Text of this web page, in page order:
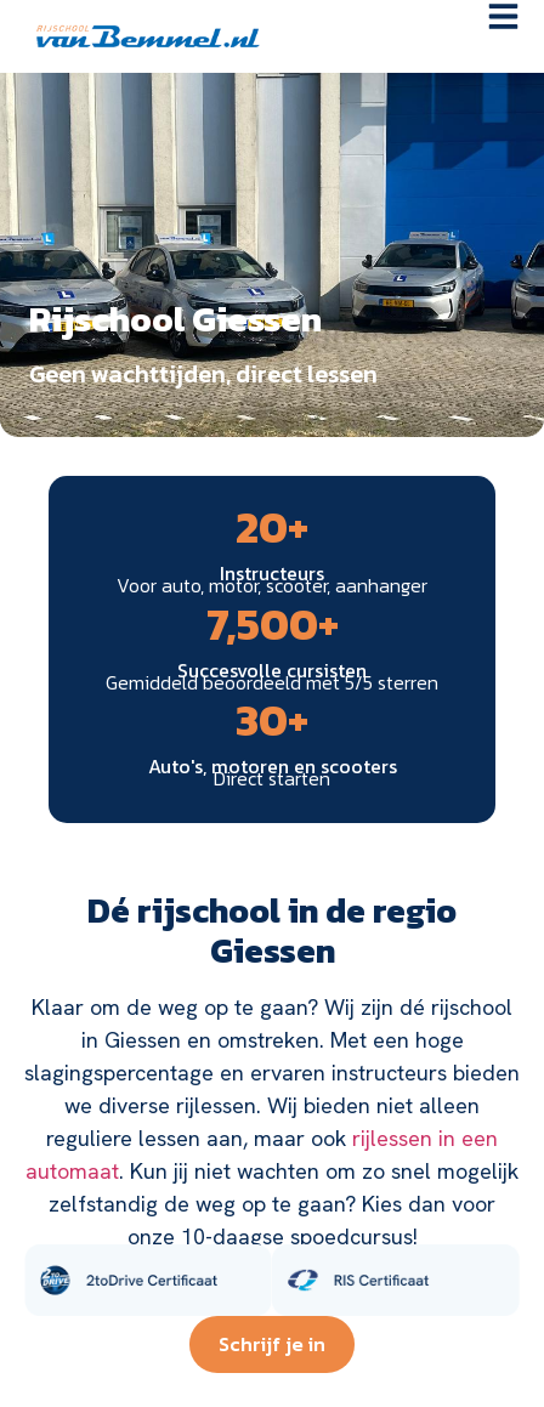
Rijschool Giessen
Geen wachttijden, direct lessen
Instructeurs
20+
Voor auto, motor, scooter, aanhanger
Succesvolle cursisten
7,500+
Gemiddeld beoordeeld met 5/5 sterren
Auto's, motoren en scooters
30+
Direct starten
Dé rijschool in de regio
Giessen
Klaar om de weg op te gaan? Wij zijn dé rijschool
in Giessen en omstreken. Met een hoge
slagingspercentage en ervaren instructeurs bieden
we diverse rijlessen. Wij bieden niet alleen
reguliere lessen aan, maar ook rijlessen in een
automaat. Kun jij niet wachten om zo snel mogelijk
zelfstandig de weg op te gaan? Kies dan voor
onze 10-daagse spoedcursus!
Schrijf je in